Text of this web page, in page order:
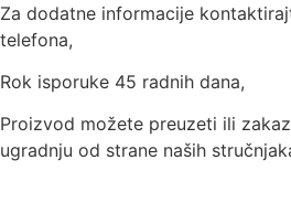
Za dodatne informacije
telefona,
Rok isporuke 45 radnih dana,
Proizvod možete preuzeti ili
ugradnju od strane naših